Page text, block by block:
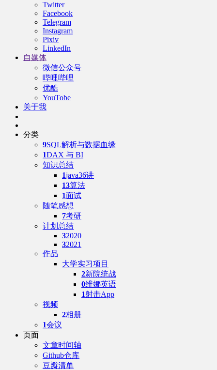
Twitter
Facebook
Telegram
Instagram
Pixiv
LinkedIn
自媒体
微信公众号
哔哩哔哩
优酷
YouTobe
关于我
分类
9SQL解析与数据血缘
1DAX 与 BI
知识总结
1java36讲
13算法
1面试
随笔感想
7考研
计划总结
32020
32021
作品
大学实习项目
2新院统战
0维娜英语
1射击App
视频
2相册
1会议
页面
文章时间轴
Github仓库
豆瓣清单